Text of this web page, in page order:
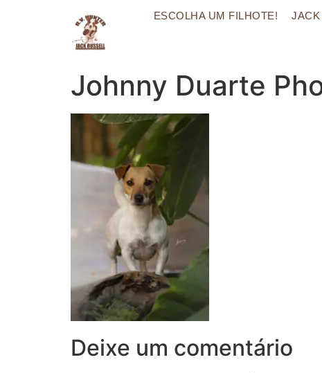
ESCOLHA UM FILHOTE! JACK
Johnny Duarte
Deixe um comentário